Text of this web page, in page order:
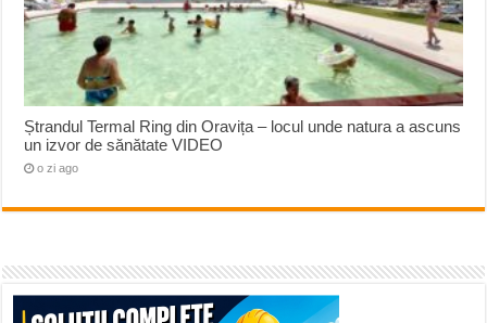
Ștrandul Termal Ring din Oravița – locul unde natura a ascuns
un izvor de sănătate VIDEO
o zi ago